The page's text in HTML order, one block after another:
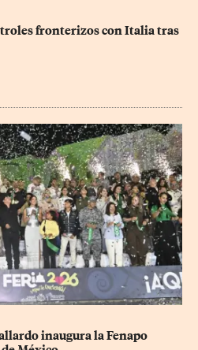
fronterizos con Italia tras
inaugura la Fenapo